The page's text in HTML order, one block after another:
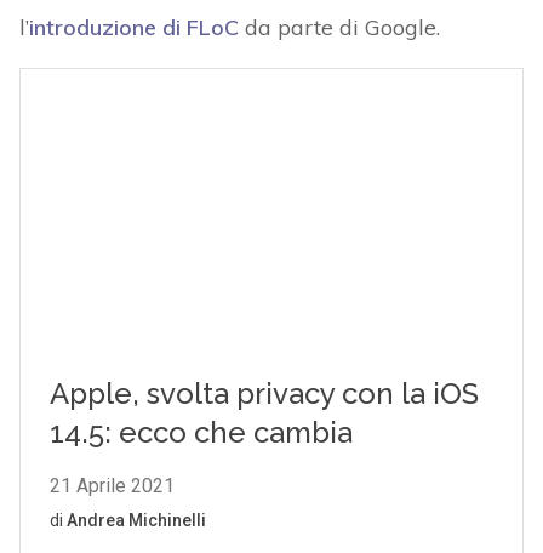
l’introduzione di FLoCda parte di Google.